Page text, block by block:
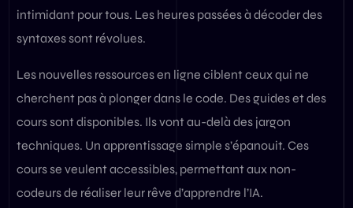
intimidant pour tous. Les heures passées à décoder des
syntaxes sont révolues.
Les nouvelles ressources en ligne ciblent ceux qui ne
cherchent pas à plonger dans le code. Des guides et des
cours sont disponibles. Ils vont au-delà des jargon
techniques. Un apprentissage simple s’épanouit. Ces
cours se veulent accessibles, permettant aux non-
codeurs de réaliser leur rêve d’apprendre l’IA.